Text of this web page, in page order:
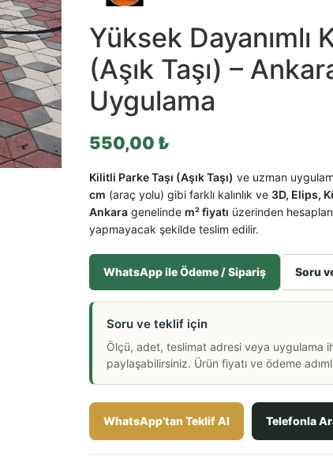
Yüksek Dayanımlı
(Aşık Taşı) –
Uygulama
550,00 ₺
Kilitli Parke Taşı (Aşık Taşı) ve uzman
cm (araç yolu) gibi farklı kalınlık ve 3D, Elips,
Ankaragenelinde m² fiyatı üzerinden
yapmayacak şekilde teslim edilir.
WhatsApp ile Ödeme / Sipariş Soru
Soru ve teklif için
Ölçü, adet, teslimat adresi veya uygulama
paylaşabilirsiniz. Ürün fiyatı ve ödeme
WhatsApp’tan Teklif Al Telefonla